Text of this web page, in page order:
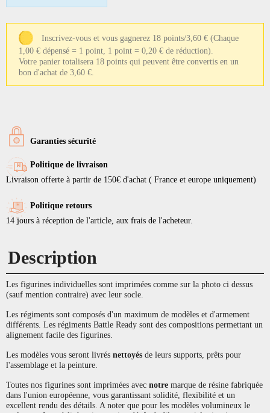
Inscrivez-vous et vous gagnerez 18 points/3,60 € (Chaque
1,00 € dépensé = 1 point, 1 point = 0,20 € de réduction).
Votre panier totalisera 18 points qui peuvent être convertis en un
bon d'achat de 3,60 €.
Garanties sécurité
Politique de livraison
Livraison offerte à partir de 150€ d'achat ( France et europe uniquement)
Politique retours
14 jours à réception de l'article, aux frais de l'acheteur.
Description
Les figurines individuelles sont imprimées comme sur la photo ci dessus
(sauf mention contraire) avec leur socle.
Les régiments sont composés d'un maximum de modèles et d'armement
différents. Les régiments Battle Ready sont des compositions permettant un
alignement facile des figurines.
Les modèles vous seront livrés nettoyés de leurs supports, prêts pour
l'assemblage et la peinture.
Toutes nos figurines sont imprimées avec notre marque de résine fabriquée
dans l'union européenne, vous garantissant solidité, flexibilité et un
excellent rendu des détails. A noter que pour les modèles volumineux le